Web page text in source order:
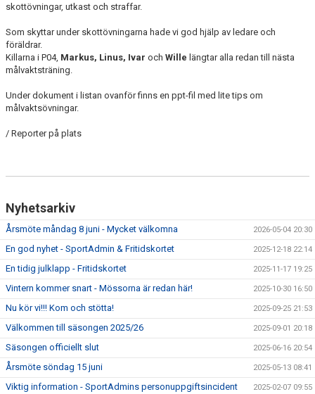
skottövningar, utkast och straffar.
Som skyttar under skottövningarna hade vi god hjälp av ledare och
föräldrar.
Killarna i P04, Markus, Linus, Ivar och Wille längtar alla redan till nästa
målvaktsträning.
Under dokument i listan ovanför finns en ppt-fil med lite tips om
målvaktsövningar.
/ Reporter på plats
Nyhetsarkiv
Årsmöte måndag 8 juni - Mycket välkomna 2026-05-04 20:30
En god nyhet - SportAdmin & Fritidskortet 2025-12-18 22:14
En tidig julklapp - Fritidskortet 2025-11-17 19:25
Vintern kommer snart - Mössorna är redan här! 2025-10-30 16:50
Nu kör vi!!! Kom och stötta! 2025-09-25 21:53
Välkommen till säsongen 2025/26 2025-09-01 20:18
Säsongen officiellt slut 2025-06-16 20:54
Årsmöte söndag 15 juni 2025-05-13 08:41
Viktig information - SportAdmins personuppgiftsincident 2025-02-07 09:55